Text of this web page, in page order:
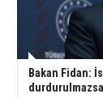
Bakan Fidan: